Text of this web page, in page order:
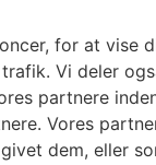
for at vise
Vi deler
partnere
Vores
dem, eller